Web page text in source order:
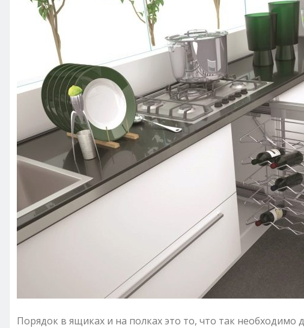
Порядок в ящиках и на полках это то, что так необходимо